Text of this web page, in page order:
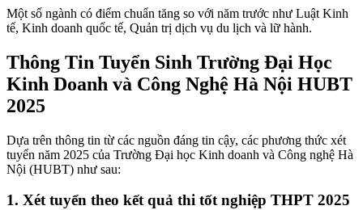
Một số ngành có điểm chuẩn tăng so với năm trước như Luật Kinh
tế, Kinh doanh quốc tế, Quản trị dịch vụ du lịch và lữ hành.
Thông Tin Tuyển Sinh Trường Đại Học
Kinh Doanh và Công Nghệ Hà Nội HUBT
2025
Dựa trên thông tin từ các nguồn đáng tin cậy, các phương thức xét
tuyển năm 2025 của Trường Đại học Kinh doanh và Công nghệ Hà
Nội (HUBT) như sau:
1. Xét tuyển theo kết quả thi tốt nghiệp THPT 2025